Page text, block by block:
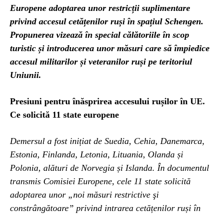
Europene adoptarea unor restricții suplimentare
privind accesul cetățenilor ruși în spațiul Schengen.
Propunerea vizează în special călătoriile în scop
turistic și introducerea unor măsuri care să împiedice
accesul militarilor și veteranilor ruși pe teritoriul
Uniunii.
Presiuni pentru înăsprirea accesului rușilor în UE.
Ce solicită 11 state europene
Demersul a fost inițiat de Suedia, Cehia, Danemarca,
Estonia, Finlanda, Letonia, Lituania, Olanda și
Polonia, alături de Norvegia și Islanda. În documentul
transmis Comisiei Europene, cele 11 state solicită
adoptarea unor „noi măsuri restrictive şi
constrângătoare” privind intrarea cetățenilor ruși în